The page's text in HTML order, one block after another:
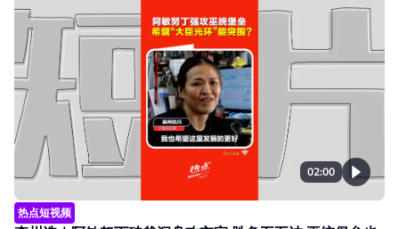
02:00
热点短视频